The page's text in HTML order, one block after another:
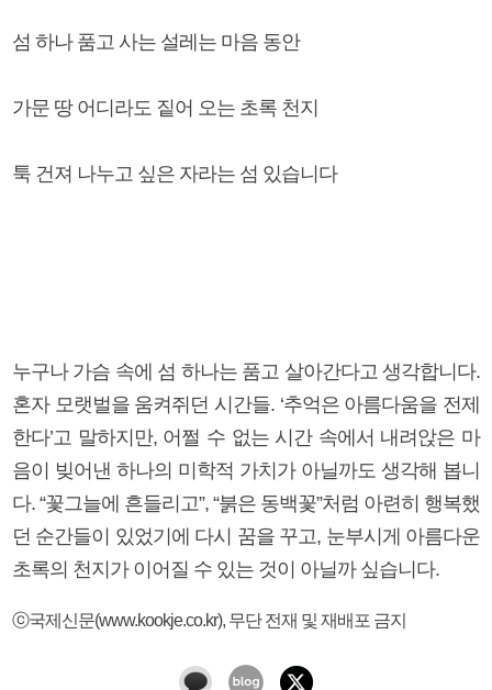
섬 하나 품고 사는 설레는 마음 동안
가문 땅 어디라도 짙어 오는 초록 천지
툭 건져 나누고 싶은 자라는 섬 있습니다
누구나 가슴 속에 섬 하나는 품고 살아간다고 생각합니다.
혼자 모랫벌을 움켜쥐던 시간들. ‘추억은 아름다움을 전제
한다’고 말하지만, 어쩔 수 없는 시간 속에서 내려앉은 마
음이 빚어낸 하나의 미학적 가치가 아닐까도 생각해 봅니
다. “꽃그늘에 흔들리고”, “붉은 동백꽃”처럼 아련히 행복했
던 순간들이 있었기에 다시 꿈을 꾸고, 눈부시게 아름다운
초록의 천지가 이어질 수 있는 것이 아닐까 싶습니다.
ⓒ국제신문(www.kookje.co.kr), 무단 전재 및 재배포 금지